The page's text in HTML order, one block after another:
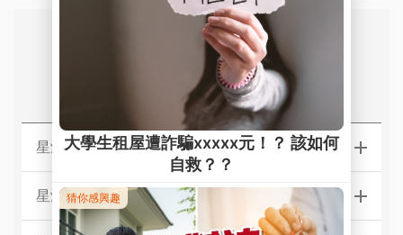
常見問題
星鴻．星華【北區】社宅服務據點
星鴻．星華【中區】社宅服務據點